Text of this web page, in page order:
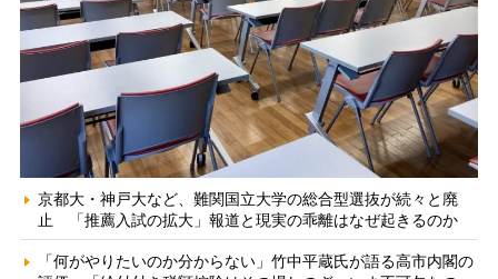
京都大・神戸大など、難関国立大学の総合型選抜が続々と廃
止 「推薦入試の拡大」報道と現実の乖離はなぜ起きるのか
「何がやりたいのか分からない」竹中平蔵氏が語る高市内閣の